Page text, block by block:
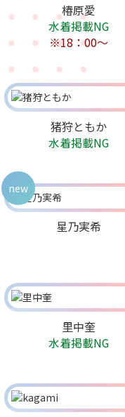
椿原愛
水着掲載NG
※18：00～
猪狩ともか
水着掲載NG
星乃実希
new
里中奎
水着掲載NG